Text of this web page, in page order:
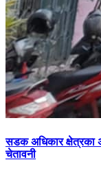
सडक अधिकार क्षेत्रका
चेतावनी